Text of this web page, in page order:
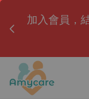
加入會員，